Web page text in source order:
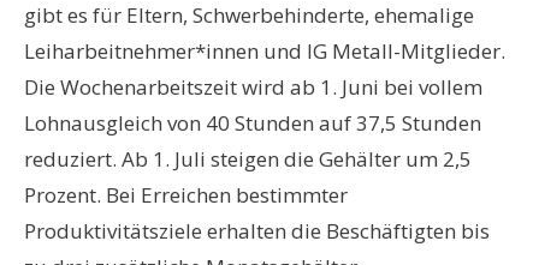
gibt es für Eltern, Schwerbehinderte, ehemalige
Leiharbeitnehmer*innen und IG Metall-Mitglieder.
Die Wochenarbeitszeit wird ab 1. Juni bei vollem
Lohnausgleich von 40 Stunden auf 37,5 Stunden
reduziert. Ab 1. Juli steigen die Gehälter um 2,5
Prozent. Bei Erreichen bestimmter
Produktivitätsziele erhalten die Beschäftigten bis